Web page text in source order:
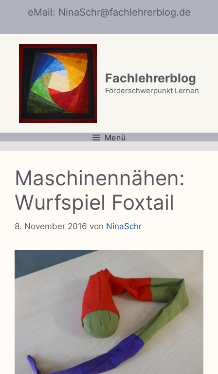
eMail: NinaSchr@fachlehrerblog.de
Fachlehrerblog
Förderschwerpunkt Lernen
Menü
Maschinennähen:
Wurfspiel Foxtail
8. November 2016 von NinaSchr